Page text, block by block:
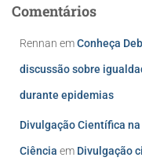
Comentários
Rennan emConheça
discussão sobre
durante epidemias
Divulgação Científica
Ciência em Divulgação